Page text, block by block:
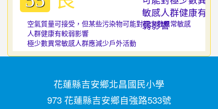
空氣質量可接受，但某些污染物可能對極少數異常敏感
人群健康有較弱影響
極少數異常敏感人群應減少戶外活動
花蓮縣吉安鄉北昌國民小學
973 花蓮縣吉安鄉自強路533號